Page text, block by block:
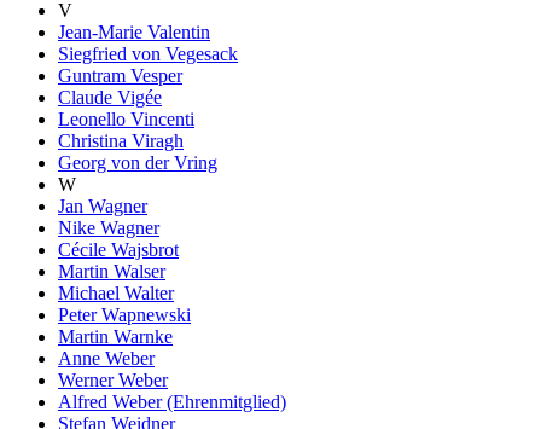
V
Jean-Marie Valentin
Siegfried von Vegesack
Guntram Vesper
Claude Vigée
Leonello Vincenti
Christina Viragh
Georg von der Vring
W
Jan Wagner
Nike Wagner
Cécile Wajsbrot
Martin Walser
Michael Walter
Peter Wapnewski
Martin Warnke
Anne Weber
Werner Weber
Alfred Weber (Ehrenmitglied)
Stefan Weidner